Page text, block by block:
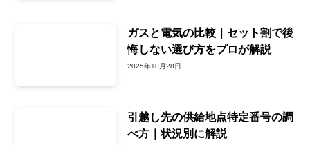
ガスと電気の比較｜セット割で後
悔しない選び方をプロが解説
2025年10月28日
引越し先の供給地点特定番号の調
べ方｜状況別に解説